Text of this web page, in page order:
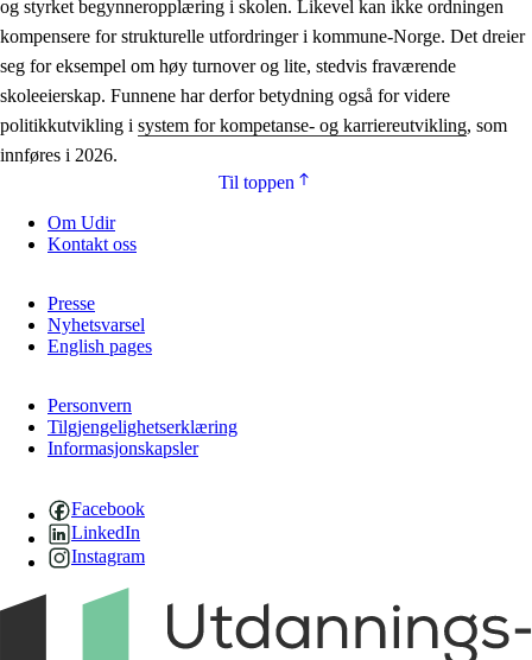
og styrket begynneropplæring i skolen. Likevel kan ikke ordningen
kompensere for strukturelle utfordringer i kommune-Norge. Det dreier
seg for eksempel om høy turnover og lite, stedvis fraværende
skoleeierskap. Funnene har derfor betydning også for videre
politikkutvikling i system for kompetanse- og karriereutvikling, som
innføres i 2026.
Til toppen
Om Udir
Kontakt oss
Presse
Nyhetsvarsel
English pages
Personvern
Tilgjengelighetserklæring
Informasjonskapsler
Facebook
LinkedIn
Instagram